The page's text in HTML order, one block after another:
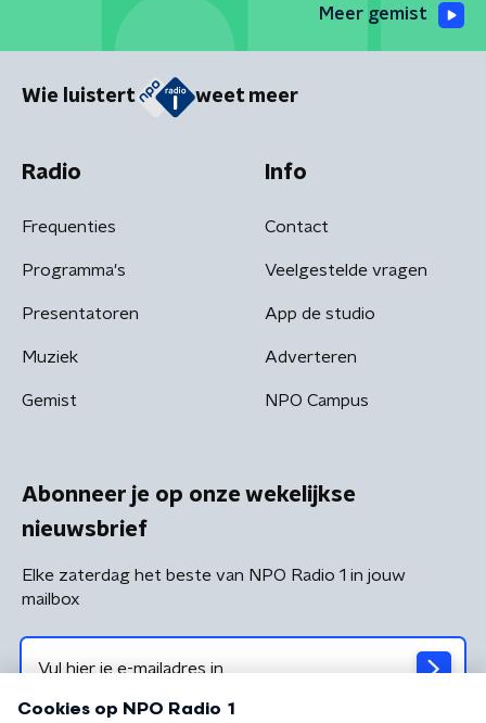
Meer gemist
Wie luistert weet meer
Radio
Frequenties
Programma's
Presentatoren
Muziek
Gemist
Info
Contact
Veelgestelde vragen
App de studio
Adverteren
NPO Campus
Abonneer je op onze wekelijkse
nieuwsbrief
Elke zaterdag het beste van NPO Radio 1 in jouw
mailbox